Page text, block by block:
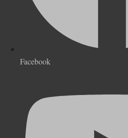
Facebook